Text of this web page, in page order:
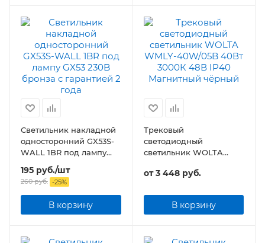
Светильник накладной
односторонний GX53S-
WALL 1BR под лампу
GX53 230B бронза
195 руб./шт
260руб. -25%
В корзину
Трековый
светодиодный
светильник WOLTA
48В IP40 Магнитный
от3 448 руб.
В корзину